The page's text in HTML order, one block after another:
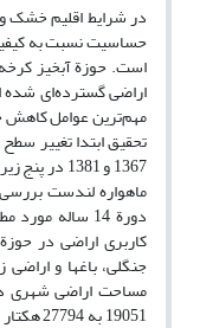
در شرایط اقلیم خشک
حساسیت نسبت به
است. حوزة آبخیز
اراضی گسترده‌ای
مهم‌ترین عوامل کاهش
تحقیق ابتدا تغییر
ماهواره لندست
دورة 14 ساله
کاربری اراضی در
جنگلی، باغها و
19051